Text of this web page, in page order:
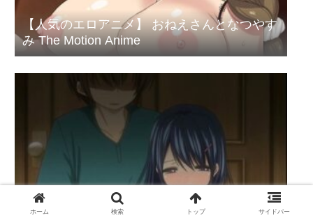
【人気のエロアニメ】 おねえさんとなつやす
み The Motion Anime
【人気のエロアニメ】 ちっちゃなおなか ひ
みつのあそび Anime Edition
ホーム 検索 トップ サイドバー